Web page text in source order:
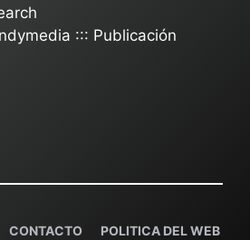
::: Publicación
CONTACTO
POLITICA DEL WEB